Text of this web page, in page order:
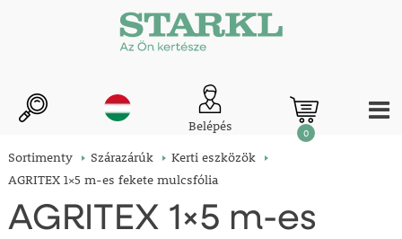
Belépés 0
Sortimenty Szárazárúk
Kerti eszközök
AGRITEX 1×5 m-es fekete mulcsfólia
AGRITEX 1×5 m-es